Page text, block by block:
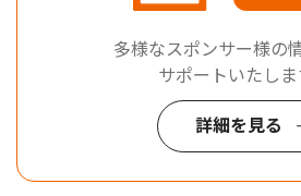
多様なスポンサー様の
サポートいたしま
詳細を見る